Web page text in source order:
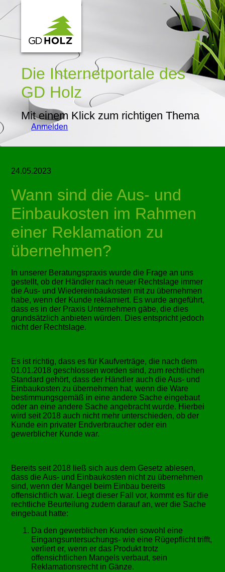
Die Internetportaledes
GD Holz
Mit einem Klick zum richtigen Thema
Anmelden
24.05.2023
Wann sind die Aus- und
Einbaukosten im Rahmen
einer Reklamation zu
übernehmen?
In unserer Beratungspraxis wurde die Frage an uns
gestellt, ob der Händler nach neuer Rechtslage immer
die Aus- und Wiedereinbaukosten mit zu übernehmen
habe, wenn der Kunde reklamiert. Es wurde angeführt,
dass es in der Praxis Unternehmen gäbe, die dies
grundsätzlich anbieten würden. Dies entspricht jedoch
nicht der Rechtslage.
Es ist richtig, dass es für Kaufverträge, die nach dem
01.01.2018 geschlossen worden sind, zum rechtlichen
Standard gehört, dass der Händler auch die Aus- und
Einbaukosten zu übernehmen hat, wenn die Ware
bestimmungsgemäß in eine andere Sache eingebaut
oder an eine andere Sache angebracht wurde. Hierbei
wird seit 2018 auch nicht mehr unterschieden, ob der
Kunde ein privater Endverbraucher oder ein
gewerblicher Kunde war.
Bereits seit 2018 ließ sich aus dem Gesetz ablesen,
dass die Aus- und Einbaukosten nicht zu übernehmen
sind, wenn der Mangel beim Einbau bereits
offensichtlich war. Liegt dieser Fall vor, kommt es für die
rechtliche Beurteilung zudem darauf an, wer die Sache
eingebaut hatte:
Da den gewerblichen Kunden sowohl eine
Eingangsuntersuchungs- wie eine Rügepflicht trifft,
verliert er, wenn er das Produkt trotz
offensichtlichen Mangels verbaut, sein
Reklamationsrecht in Gänze.